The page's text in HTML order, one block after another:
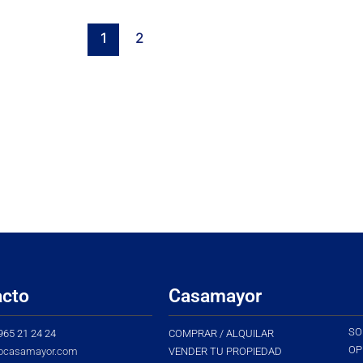
1 2
21 24 24
Casamayor
COMPRAR / ALQUILAR
VENDER TU PROPIEDAD